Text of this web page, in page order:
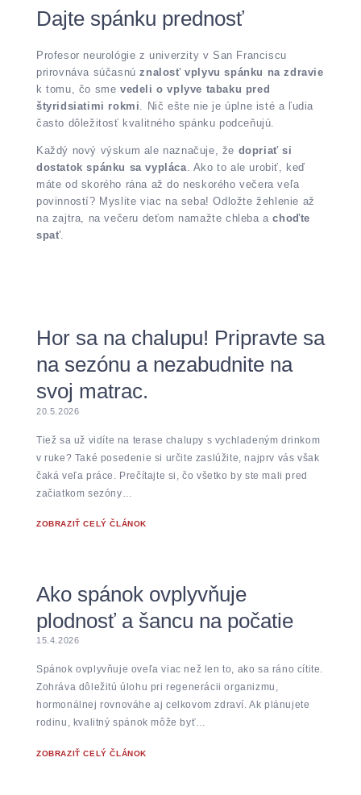
Dajte spánku prednosť
Profesor neurológie z univerzity v San Franciscu
prirovnáva súčasnúznalosť vplyvu spánku na zdravie
k tomu, čo sme vedeli o vplyve tabaku pred
štyridsiatimi rokmi. Nič ešte nie je úplne isté a ľudia
často dôležitosť kvalitného spánku podceňujú.
Každý nový výskum ale naznačuje, že dopriať si
dostatok spánku sa vypláca . Ako to ale urobiť, keď
máte od skorého rána až do neskorého večera veľa
povinností? Myslite viac na seba! Odložte žehlenie až
na zajtra, na večeru deťom namažte chleba achoďte
spať.
Hor sa na chalupu! Pripravte sa
na sezónu a nezabudnite na
svoj matrac.
20.5.2026
Tiež sa už vidíte na terase chalupy s vychladeným drinkom
v ruke? Také posedenie si určite zaslúžite, najprv vás však
čaká veľa práce. Prečítajte si, čo všetko by ste mali pred
začiatkom sezóny…
ZOBRAZIŤ CELÝ ČLÁNOK
Ako spánok ovplyvňuje
plodnosť a šancu na počatie
15.4.2026
Spánok ovplyvňuje oveľa viac než len to, ako sa ráno cítite.
Zohráva dôležitú úlohu pri regenerácii organizmu,
hormonálnej rovnováhe aj celkovom zdraví. Ak plánujete
rodinu, kvalitný spánok môže byť…
ZOBRAZIŤ CELÝ ČLÁNOK